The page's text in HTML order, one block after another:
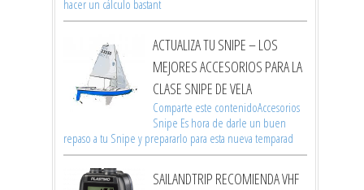
hacer un cálculo bastant
ACTUALIZA TU SNIPE – LOS
MEJORES ACCESORIOS PARA LA
CLASE SNIPE DE VELA
Comparte este contenidoAccesorios
Snipe Es hora de darle un buen
repaso a tu Snipe y prepararlo para esta nueva temparad
SAILANDTRIP RECOMIENDA VHF